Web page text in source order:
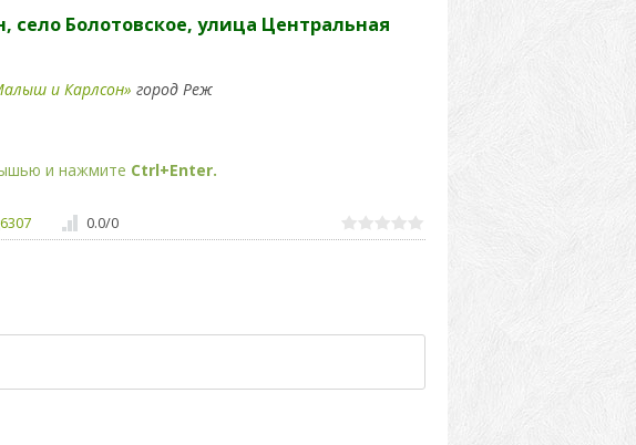
село Болотовское, улица Центральная
и Карлсон» город Реж
и нажмите Ctrl+Enter.
0.0/0